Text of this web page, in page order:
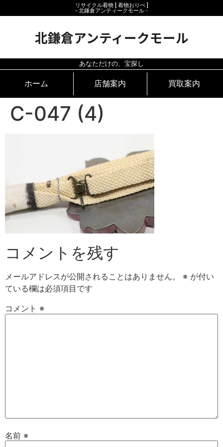
リサイクル着物 [ 着物おりべ ]
- 北鎌倉アンティークモール ‐
北鎌倉アンティークモール
あなただけの、宝探し
ホーム 店舗案内 買取案内
C-047 (4)
コメントを残す
メールアドレスが公開されることはありません。 ※ が付い
ている欄は必須項目です
コメント ※
名前 ※